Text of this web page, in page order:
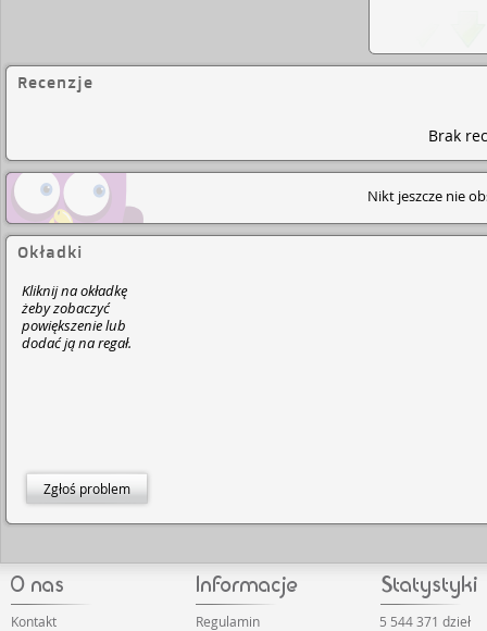
Recenzje
Brak
Nikt jeszcze nie
Okładki
Kliknij na okładkę
żeby zobaczyć
powiększenie lub
dodać ją na regał.
Zgłoś problem
Kontakt
Regulamin
5 544 371 dzieł